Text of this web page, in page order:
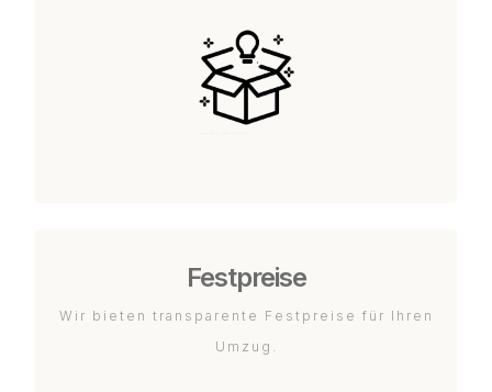
Festpreise
Wir bieten transparente Festpreise für Ihren
Umzug.